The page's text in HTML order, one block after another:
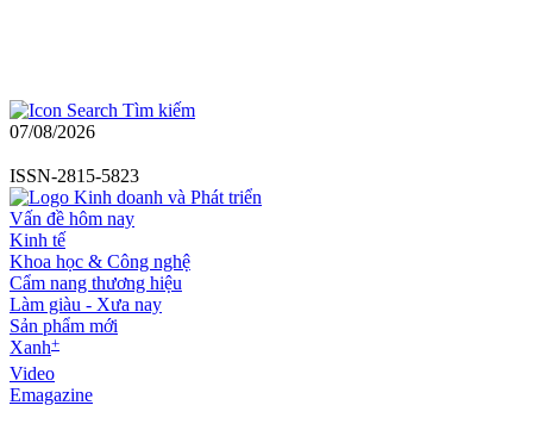
Tìm kiếm
07/08/2026
ISSN-2815-5823
Vấn đề hôm nay
Kinh tế
Khoa học & Công nghệ
Cẩm nang thương hiệu
Làm giàu - Xưa nay
Sản phẩm mới
Xanh+
Video
Emagazine